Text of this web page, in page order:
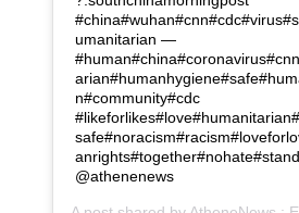
umanitarian —
n#community#cdc
@athenenews